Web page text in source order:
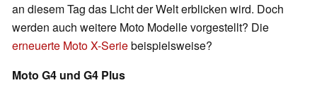
an diesem Tag das Licht der Welt erblicken wird. Doch
werden auch weitere Moto Modelle vorgestellt? Die
erneuerte Moto X-Seriebeispielsweise?
Moto G4 und G4 Plus